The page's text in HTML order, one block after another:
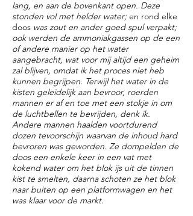
lang, en aan de bovenkant open. Deze
stonden vol met helder water; en rond elke
doos was zout en ander goed spul verpakt;
ook werden de ammoniakgassen op de een
of andere manier op het water
aangebracht, wat voor mij altijd een geheim
zal blijven, omdat ik het proces niet heb
kunnen begrijpen. Terwijl het water in de
kisten geleidelijk aan bevroor, roerden
mannen er af en toe met een stokje in om
de luchtbellen te bevrijden, denk ik.
Andere mannen haalden voortdurend
dozen tevoorschijn waarvan de inhoud hard
bevroren was geworden. Ze dompelden de
doos een enkele keer in een vat met
kokend water om het blok ijs uit de tinnen
kist te smelten, daarna schoten ze het blok
naar buiten op een platformwagen en het
was klaar voor de markt.